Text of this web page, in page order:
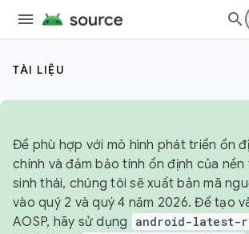
TÀI LIỆU
Để phù hợp với mô hình phát triển ổn
chính và đảm bảo tính ổn định của
sinh thái, chúng tôi sẽ xuất bản mã
vào quý 2 và quý 4 năm 2026. Để tạo
AOSP, hãy sử dụng
android-latest-